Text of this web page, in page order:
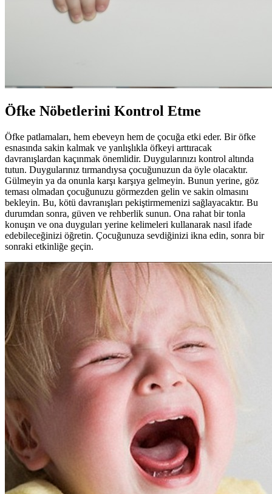
Öfke Nöbetlerini Kontrol Etme
Öfke patlamaları, hem ebeveyn hem de çocuğa etki eder. Bir öfke
esnasında sakin kalmak ve yanlışlıkla öfkeyi arttıracak
davranışlardan kaçınmak önemlidir. Duygularınızı kontrol altında
tutun. Duygularınız tırmandıysa çocuğunuzun da öyle olacaktır.
Gülmeyin ya da onunla karşı karşıya gelmeyin. Bunun yerine, göz
teması olmadan çocuğunuzu görmezden gelin ve sakin olmasını
bekleyin. Bu, kötü davranışları pekiştirmemenizi sağlayacaktır. Bu
durumdan sonra, güven ve rehberlik sunun. Ona rahat bir tonla
konuşın ve ona duyguları yerine kelimeleri kullanarak nasıl ifade
edebileceğinizi öğretin. Çocuğunuza sevdiğinizi ikna edin, sonra bir
sonraki etkinliğe geçin.